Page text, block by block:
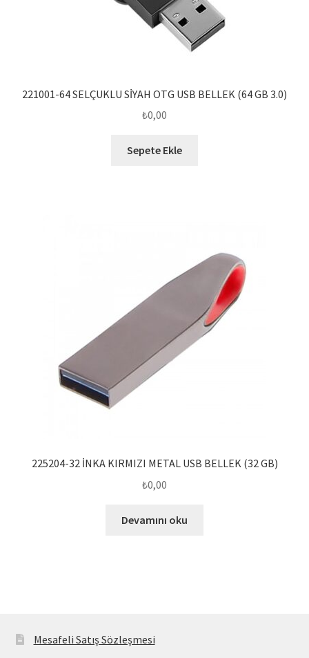
221001-64 SELÇUKLU SİYAH OTG USB BELLEK (64 GB 3.0)
₺0,00
Sepete Ekle
225204-32 İNKA KIRMIZI METAL USB BELLEK (32 GB)
₺0,00
Devamını oku
Mesafeli Satış Sözleşmesi